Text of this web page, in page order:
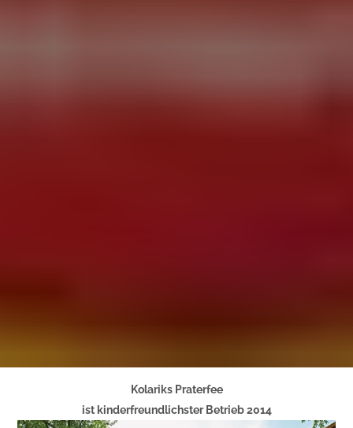
Kolariks Praterfee
ist kinderfreundlichster Betrieb 2014